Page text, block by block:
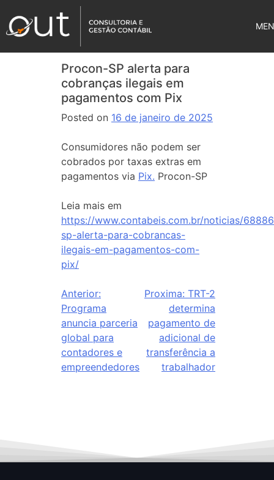
Procon-SP alerta para
cobranças ilegais em
pagamentos com Pix
Posted on 16 de janeiro de 2025
Consumidores não podem ser
cobrados por taxas extras em
pagamentos via Pix. Procon-SP
Leia mais em
https://www.contabeis.com.br/noticias/
sp-alerta-para-cobrancas-
ilegais-em-pagamentos-com-
pix/
Anterior:
Programa
anuncia parceria
global para
contadores e
empreendedores
Proxima: TRT-2
determina
pagamento de
adicional de
transferência a
trabalhador